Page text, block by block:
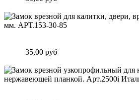
35,00 руб